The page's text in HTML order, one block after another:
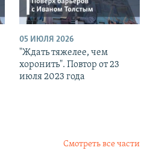
05 ИЮЛЯ 2026
"Ждать тяжелее, чем
хоронить". Повтор от 23
июля 2023 года
Смотреть все части